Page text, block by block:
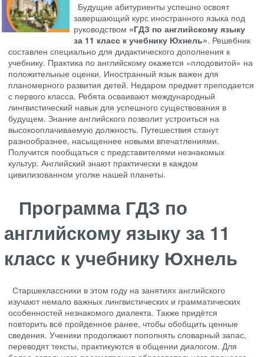
Будущие абитуриенты успешно освоят
завершающий курс иностранного языка под
руководством «ГДЗ по английскому языку
за 11 класс к учебнику Юхнель». Решебник
составлен специально для дидактического дополнения к
учебнику. Практика по английскому окажется «плодовитой» на
положительные оценки. Иностранный язык важен для
планомерного развития детей. Недаром предмет преподается
с первого класса. Ребята осваивают международный
лингвистический навык для успешного существования в
будущем. Знание английского позволит устроиться на
высокооплачиваемую должность. Путешествия станут
разнообразнее, насыщеннее новыми впечатлениями.
Получится пообщаться с представителями незнакомых
культур. Английский знают практически в каждом
цивилизованном уголке нашей планеты.
Программа ГДЗ по
английскому языку за 11
класс к учебнику Юхнель
Старшеклассники в этом году на занятиях английского
изучают немало важных лингвистических и грамматических
особенностей незнакомого диалекта. Также придётся
повторить всё пройденное ранее, чтобы обобщить ценные
сведения. Ученики продолжают пополнять словарный запас,
переводят тексты, практикуются в общении диалогом. Для